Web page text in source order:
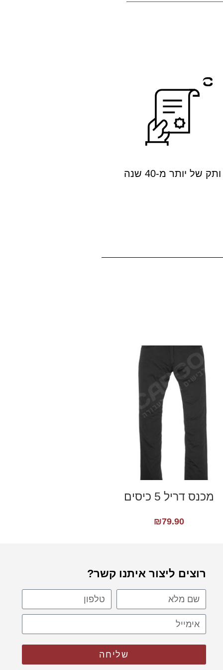
ותק של יותר מ-40 שנה
מכנס דריל 5 כיסים
₪79.90
רוצים ליצור איתנו קשר?
שליחה